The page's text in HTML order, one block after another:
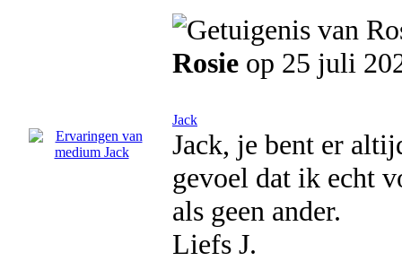
Rosie op 25 juli
Jack
Jack, je bent er
gevoel dat ik echt
als geen ander.
Liefs J.